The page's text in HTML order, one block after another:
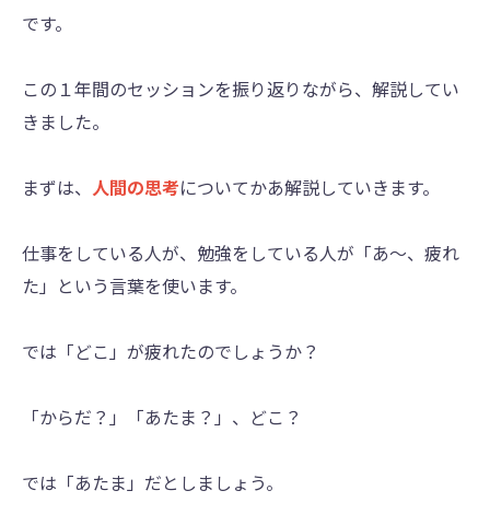
です。
この１年間のセッションを振り返りながら、解説してい
きました。
まずは、 人間の思考についてかあ解説していきます。
仕事をしている人が、勉強をしている人が「あ〜、疲れ
た」という言葉を使います。
では「どこ」が疲れたのでしょうか？
「からだ？」「あたま？」、どこ？
では「あたま」だとしましょう。